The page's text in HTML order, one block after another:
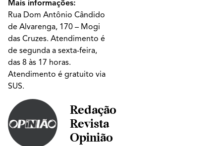
Mais informações:
Rua Dom Antônio Cândido
de Alvarenga, 170 – Mogi
das Cruzes. Atendimento é
de segunda a sexta-feira,
das 8 às 17 horas.
Atendimento é gratuito via
SUS.
Redação
Revista
Opinião